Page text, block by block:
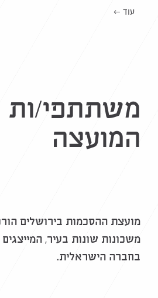
עוד ←
משתתפי/ות
המועצה
מועצת ההסכמות בירושלים
משכונות שונות בעיר,
בחברה הישראלית.